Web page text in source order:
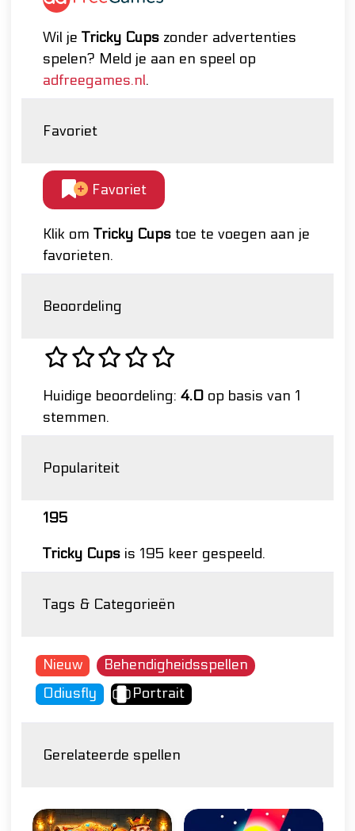
Wil je Tricky Cups zonder advertenties
spelen? Meld je aan en speel op
adfreegames.nl.
Favoriet
Favoriet
Klik om Tricky Cups toe te voegen aan je
favorieten.
Beoordeling
Huidige beoordeling: 4.0 op basis van 1
stemmen.
Populariteit
195
Tricky Cups is 195 keer gespeeld.
Tags & Categorieën
Nieuw
Behendigheidsspellen
Odiusfly
Portrait
Gerelateerde spellen